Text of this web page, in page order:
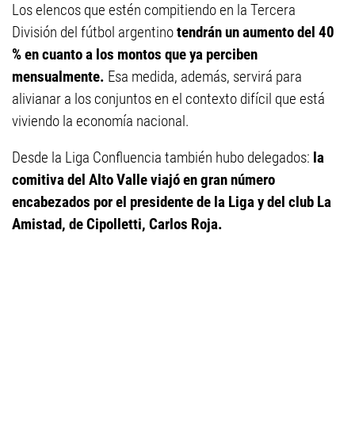
Los elencos que estén compitiendo en la Tercera
División del fútbol argentinotendrán un aumento del 40
% en cuanto a los montos que ya perciben
mensualmente. Esa medida, además, servirá para
alivianar a los conjuntos en el contexto difícil que está
viviendo la economía nacional.
Desde la Liga Confluencia también hubo delegados: la
comitiva del Alto Valle viajó en gran número
encabezados por el presidente de la Liga y del club La
Amistad, de Cipolletti, Carlos Roja.